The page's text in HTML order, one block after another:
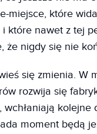
miejsce, które
które nawet z tej
że nigdy się nie
się zmienia. W
rozwija się
kolejne
moment będą